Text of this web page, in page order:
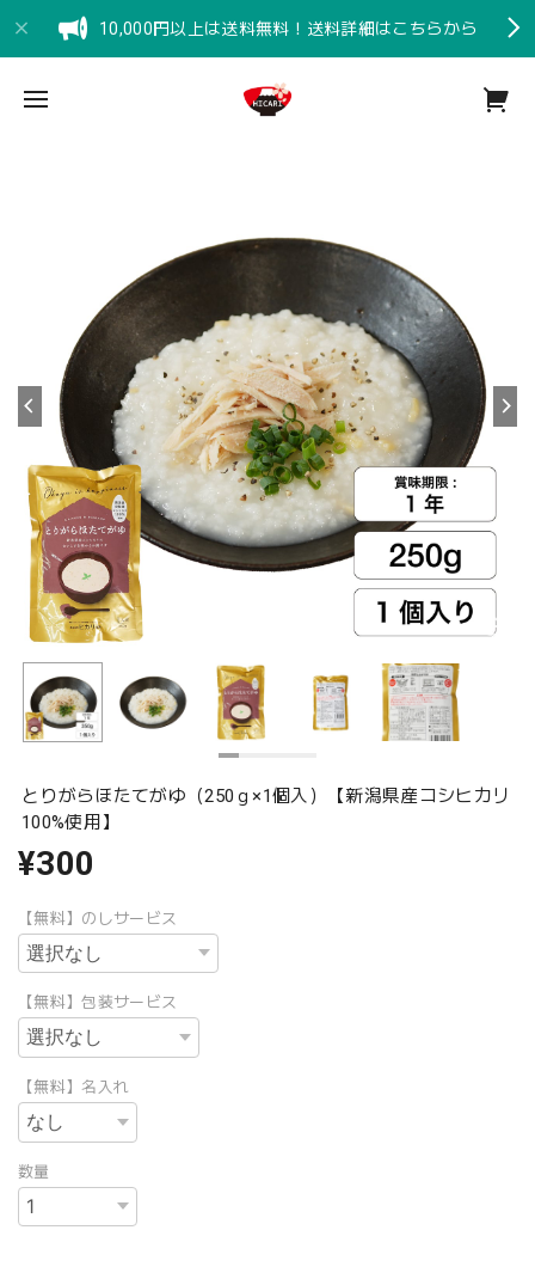
10,000円以上は送料無料！送料詳細はこちらから
とりがらほたてがゆ（250ｇ×1個入）【新潟県産コシヒカリ
100%使用】
¥300
【無料】のしサービス
【無料】包装サービス
【無料】名入れ
数量